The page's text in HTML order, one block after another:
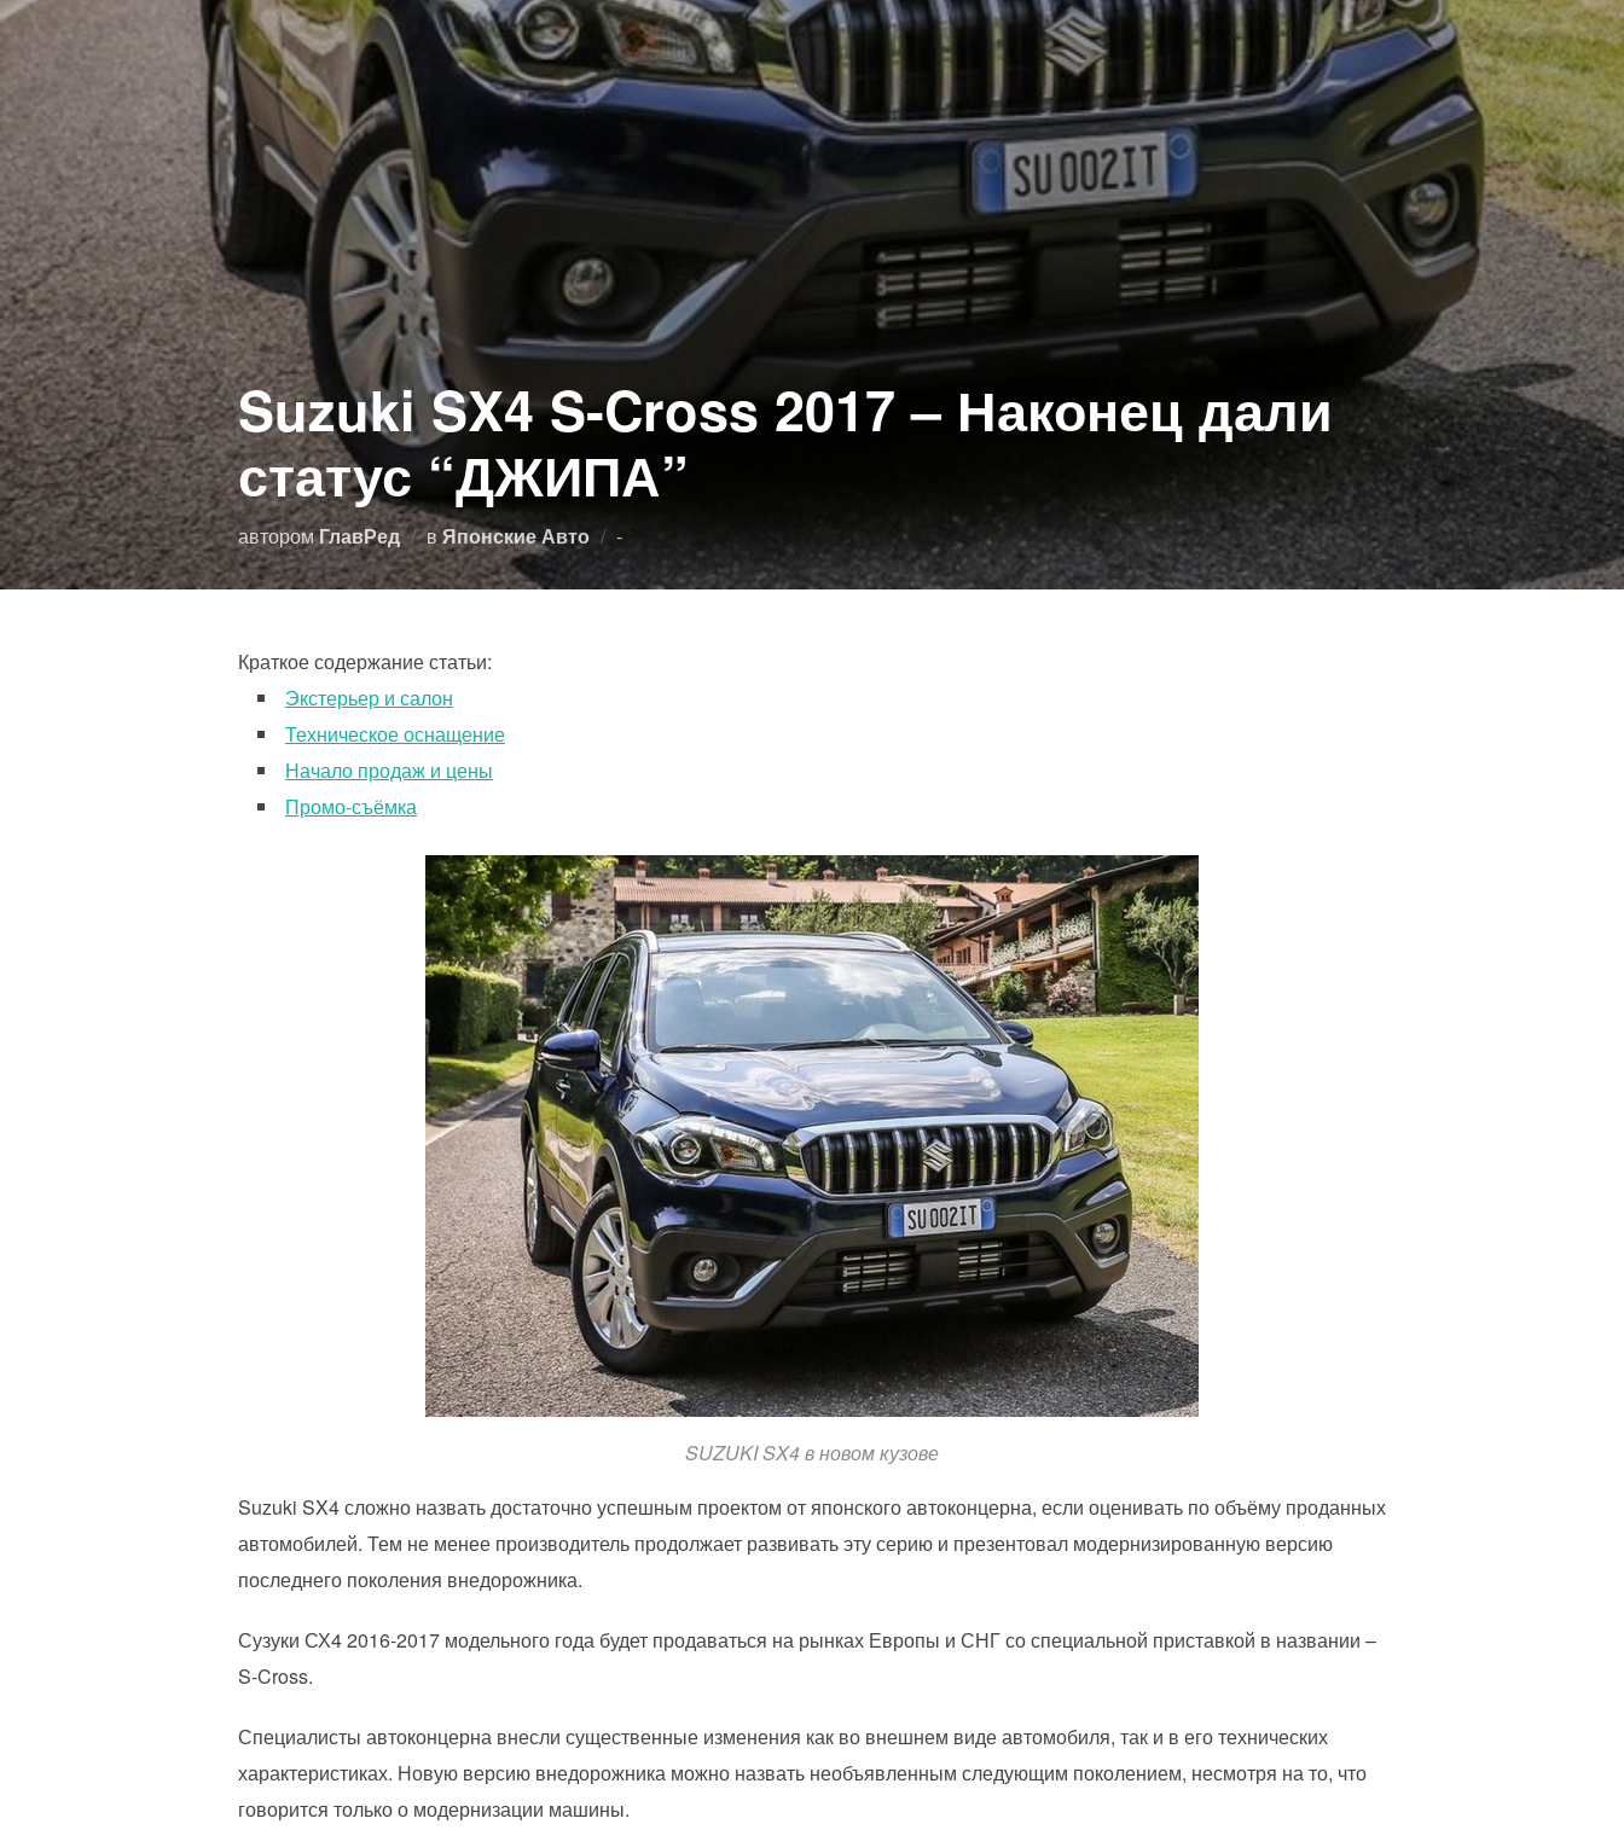
Suzuki SX4 S-Cross 2017 – Наконец дали
статус “ДЖИПА”
авторомГлавРед вЯпонские Авто -Опубликовано
Краткое содержание статьи:
Экстерьер и салон
Техническое оснащение
Начало продаж и цены
Промо-съёмка
SUZUKI SX4 в новом кузове
Suzuki SX4 сложно назвать достаточно успешным проектом от японского автоконцерна, если оценивать по объёму проданных
автомобилей. Тем не менее производитель продолжает развивать эту серию и презентовал модернизированную версию
последнего поколения внедорожника.
Сузуки СХ4 2016-2017 модельного года будет продаваться на рынках Европы и СНГ со специальной приставкой в названии –
S-Cross.
Специалисты автоконцерна внесли существенные изменения как во внешнем виде автомобиля, так и в его технических
характеристиках. Новую версию внедорожника можно назвать необъявленным следующим поколением, несмотря на то, что
говорится только о модернизации машины.